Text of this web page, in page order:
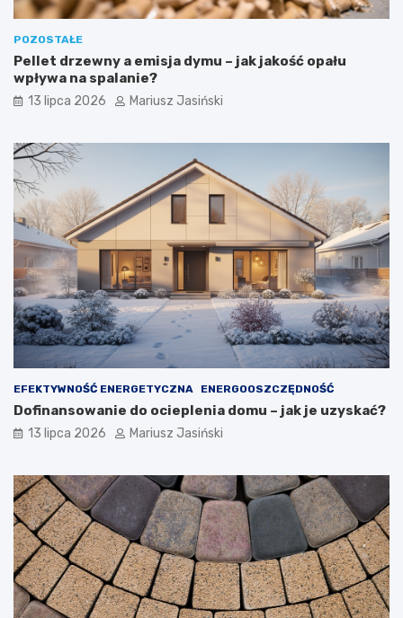
POZOSTAŁE
Pellet drzewny a emisja dymu – jak jakość opału
wpływa na spalanie?
13 lipca 2026 Mariusz Jasiński
EFEKTYWNOŚĆ ENERGETYCZNA ENERGOOSZCZĘDNOŚĆ
Dofinansowanie do ocieplenia domu – jak je uzyskać?
13 lipca 2026 Mariusz Jasiński